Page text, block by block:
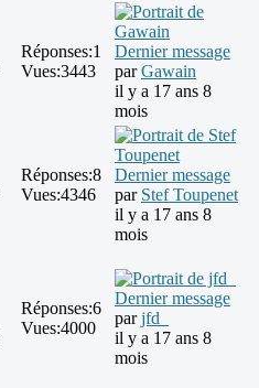
Réponses:1
Vues:3443
Dernier message
parGawain
il y a 17 ans 8
mois
Réponses:8
Vues:4346
Dernier message
par Stef Toupenet
il y a 17 ans 8
mois
Réponses:6
Vues:4000
Dernier message
parjfd_
il y a 17 ans 8
mois